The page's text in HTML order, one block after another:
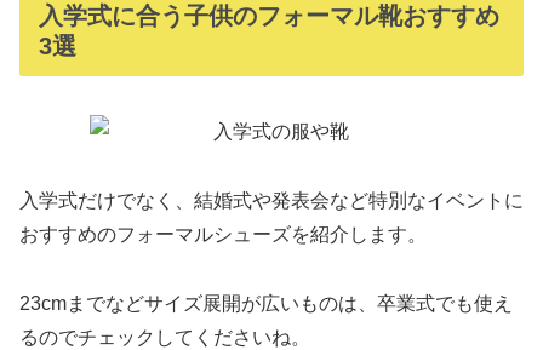
入学式に合う子供のフォーマル靴おすすめ
3選
入学式だけでなく、結婚式や発表会など特別なイベントに
おすすめのフォーマルシューズを紹介します。
23cmまでなどサイズ展開が広いものは、卒業式でも使え
るのでチェックしてくださいね。